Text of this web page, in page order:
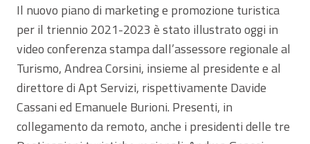
Il nuovo piano di marketing e promozione turistica
per il triennio 2021-2023 è stato illustrato oggi in
video conferenza stampa dall’assessore regionale al
Turismo, Andrea Corsini, insieme al presidente e al
direttore di Apt Servizi, rispettivamente Davide
Cassani ed Emanuele Burioni. Presenti, in
collegamento da remoto, anche i presidenti delle tre